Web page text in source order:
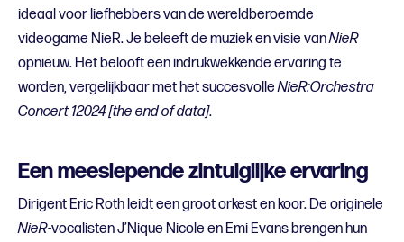
ideaal voor liefhebbers van de wereldberoemde
videogame NieR. Je beleeft de muziek en visie vanNieR
opnieuw. Het belooft een indrukwekkende ervaring te
worden, vergelijkbaar met het succesvolleNieR:Orchestra
Concert 12024 [the end of data].
Een meeslepende zintuiglijke ervaring
Dirigent Eric Roth leidt een groot orkest en koor. De originele
NieR-vocalisten J’Nique Nicole en Emi Evans brengen hun